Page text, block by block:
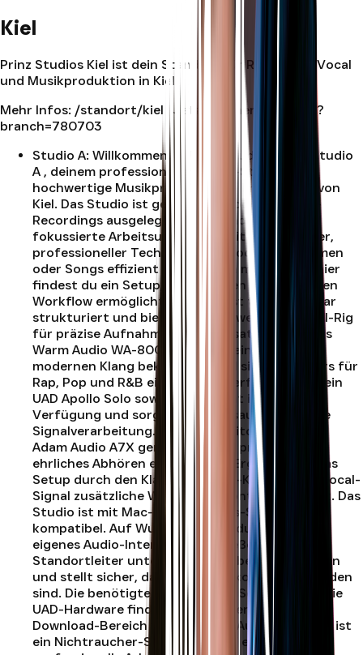
Kiel
Prinz Studios Kiel ist dein Standort für Recording, Vocal
und Musikproduktion in Kiel.
Mehr Infos: /standort/kiel | Jetzt buchen:
/buchen?
branch=780703
Studio A: Willkommen im Prinz Studios Kiel – Studio
A , deinem professionellen Vocal-Studio für
hochwertige Musikproduktionen im Zentrum von
Kiel. Das Studio ist gezielt auf moderne Vocal-
Recordings ausgelegt und verbindet eine
fokussierte Arbeitsumgebung mit zuverlässiger,
professioneller Technik. Ob du Vocals aufnehmen
oder Songs effizient ausarbeiten möchtest – hier
findest du ein Setup, das dir einen reibungslosen
Workflow ermöglicht. Studio A ist technisch klar
strukturiert und bietet ein hochwertiges Vocal-Rig
für präzise Aufnahmen. Zum Einsatz kommt das
Warm Audio WA-8000, das für seinen klaren,
modernen Klang bekannt ist und sich besonders für
Rap, Pop und R&B eignet. Als Interface stehen ein
UAD Apollo Solo sowie ein Audient iD14 zur
Verfügung und sorgen für eine saubere, stabile
Signalverarbeitung. Für das Monitoring werden
Adam Audio A7X genutzt, die ein präzises und
ehrliches Abhören ermöglichen. Ergänzt wird das
Setup durch den Klark Teknik 2A-KT, der dem Vocal-
Signal zusätzliche Wärme und Kontrolle verleiht. Das
Studio ist mit Mac- und Windows-Systemen
kompatibel. Auf Wunsch kannst du auch dein
eigenes Audio-Interface anschließen; der
Standortleiter unterstützt dich beim Umstecken
und stellt sicher, dass alle Kabel korrekt verbunden
sind. Die benötigten Treiber und Software für die
UAD-Hardware findest du über den offiziellen
Download-Bereich von Universal Audio. Studio A ist
ein Nichtraucher-Studio und auf eine ruhige,